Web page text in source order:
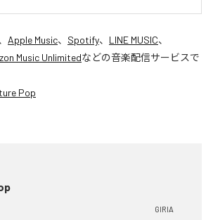
Apple Music、 Spotify、 LINE MUSIC、
Music Unlimitedなどの音楽配信サービスで
Pop
GIRIA